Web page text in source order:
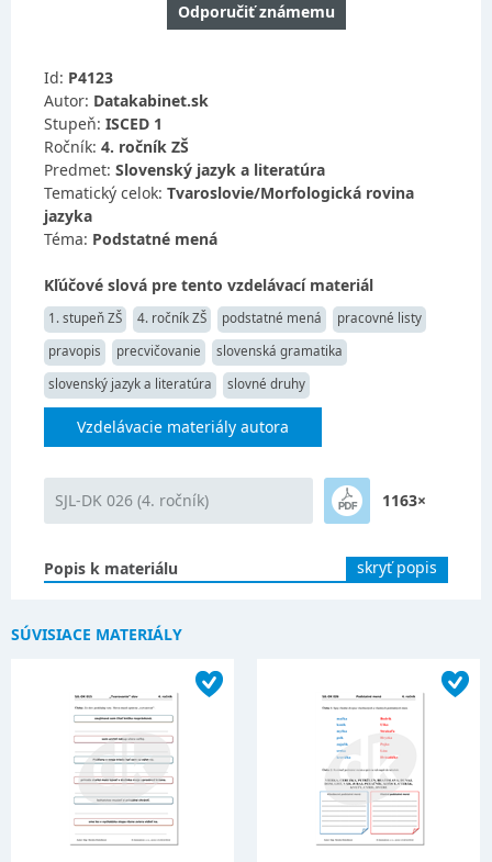
Odporučiť známemu
Id: P4123
Autor: Datakabinet.sk
Stupeň: ISCED 1
Ročník: 4. ročník ZŠ
Predmet: Slovenský jazyk a literatúra
Tematický celok: Tvaroslovie/Morfologická rovina
jazyka
Téma: Podstatné mená
Kľúčové slová pre tento vzdelávací materiál
1. stupeň ZŠ 4. ročník ZŠ podstatné mená
pracovné listy
pravopis
precvičovanie
slovenská gramatika
slovenský jazyk a literatúra
slovné druhy
Vzdelávacie materiály autora
SJL-DK 026 (4. ročník) 1163×
Popis k materiálu skryť popis
SÚVISIACE MATERIÁLY